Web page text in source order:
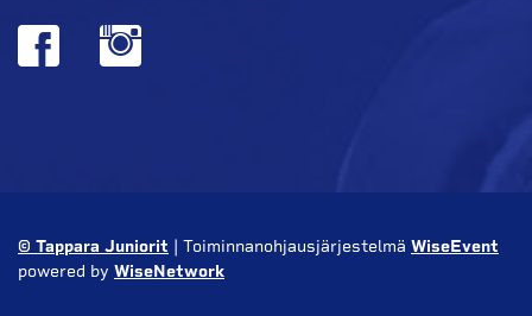
© Tappara Juniorit | Toiminnanohjausjärjestelmä WiseEvent
powered by WiseNetwork